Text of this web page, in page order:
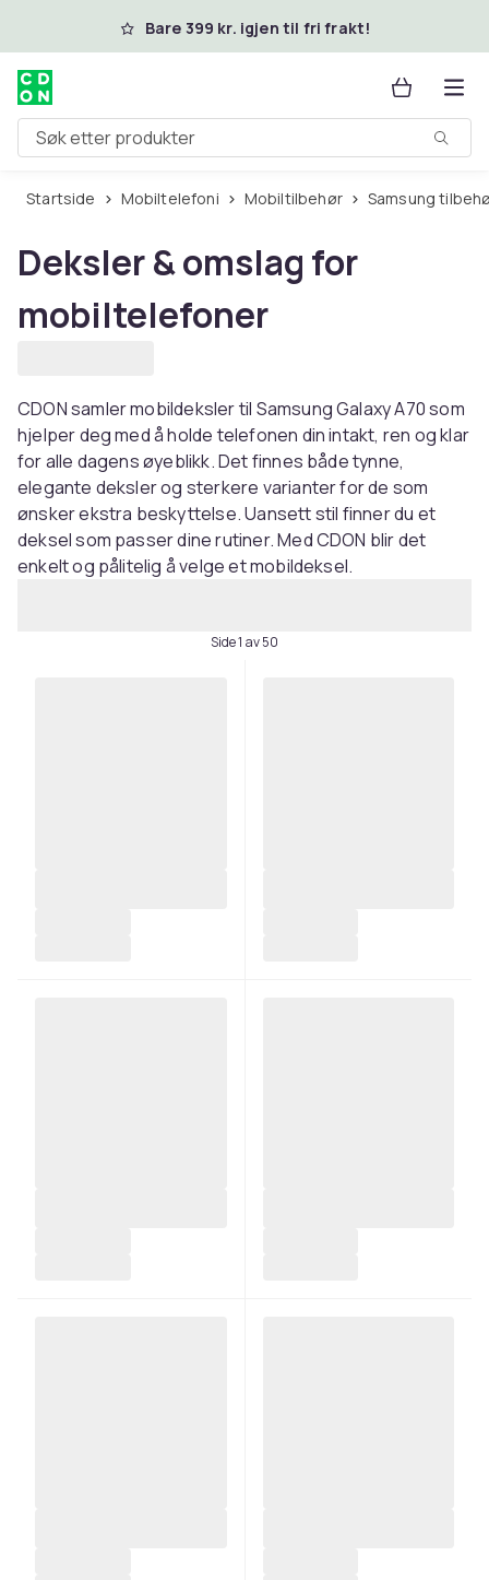
Hopp til hovedinnholdBare 399 kr. igjen til fri frakt!
Søk etter produkter
Startside Mobiltelefoni Mobiltilbehør Samsung
Deksler & omslag for
mobiltelefoner
CDON samler mobildeksler til Samsung Galaxy A70 som
hjelper deg med å holde telefonen din intakt, ren og klar
for alle dagens øyeblikk. Det finnes både tynne,
elegante deksler og sterkere varianter for de som
ønsker ekstra beskyttelse. Uansett stil finner du et
deksel som passer dine rutiner. Med CDON blir det
enkelt og pålitelig å velge et mobildeksel.
Side 1 av 50